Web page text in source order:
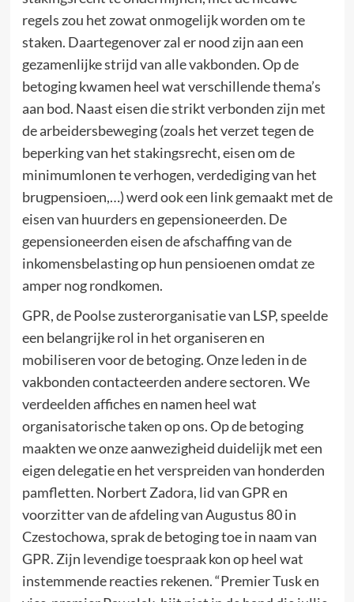
regels zou het zowat onmogelijk worden om te
staken. Daartegenover zal er nood zijn aan een
gezamenlijke strijd van alle vakbonden. Op de
betoging kwamen heel wat verschillende thema’s
aan bod. Naast eisen die strikt verbonden zijn met
de arbeidersbeweging (zoals het verzet tegen de
beperking van het stakingsrecht, eisen om de
minimumlonen te verhogen, verdediging van het
brugpensioen,…) werd ook een link gemaakt met de
eisen van huurders en gepensioneerden. De
gepensioneerden eisen de afschaffing van de
inkomensbelasting op hun pensioenen omdat ze
amper nog rondkomen.
GPR, de Poolse zusterorganisatie van LSP, speelde
een belangrijke rol in het organiseren en
mobiliseren voor de betoging. Onze leden in de
vakbonden contacteerden andere sectoren. We
verdeelden affiches en namen heel wat
organisatorische taken op ons. Op de betoging
maakten we onze aanwezigheid duidelijk met een
eigen delegatie en het verspreiden van honderden
pamfletten. Norbert Zadora, lid van GPR en
voorzitter van de afdeling van Augustus 80 in
Czestochowa, sprak de betoging toe in naam van
GPR. Zijn levendige toespraak kon op heel wat
instemmende reacties rekenen. “Premier Tusk en